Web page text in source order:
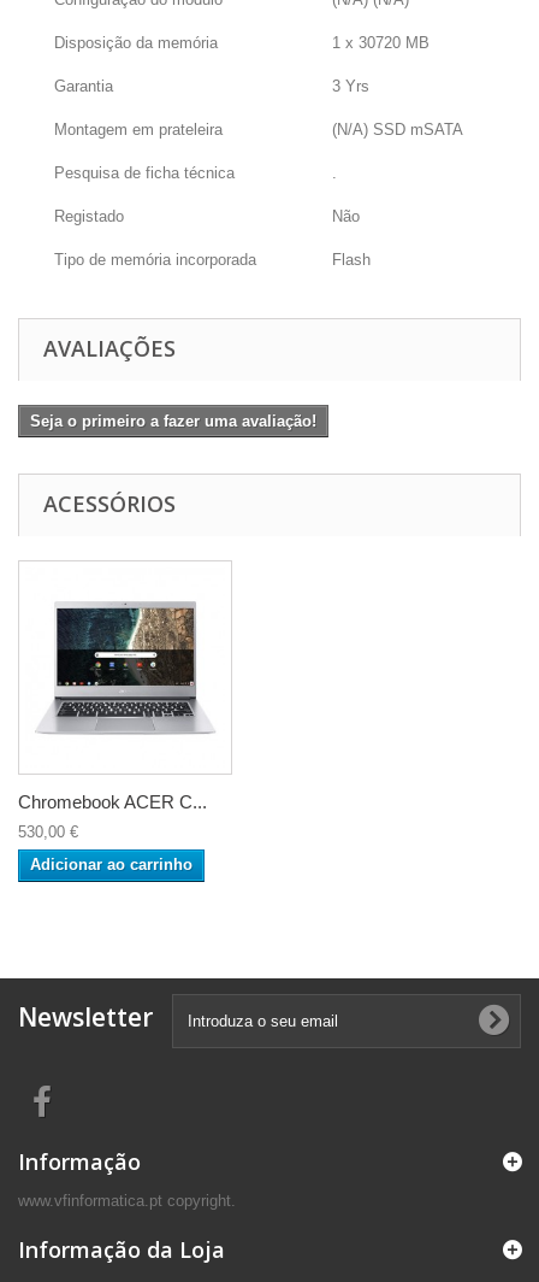
Disposição da memória 1 x 30720 MB
Garantia 3 Yrs
Montagem em prateleira (N/A) SSD mSATA
Pesquisa de ficha técnica .
Registado Não
Tipo de memória incorporada Flash
AVALIAÇÕES
Seja o primeiro a fazer uma avaliação!
ACESSÓRIOS
Chromebook ACER C...
530,00 €
Adicionar ao carrinho
Newsletter
Informação
www.vfinformatica.pt copyright.
Informação da Loja